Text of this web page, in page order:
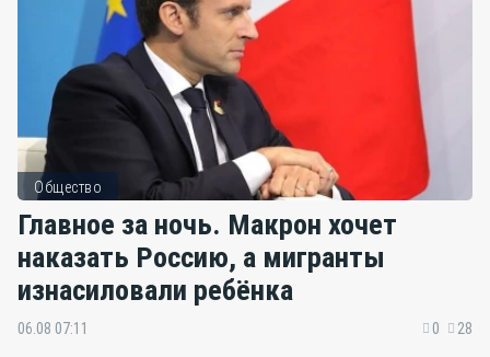
Общество
Главное за ночь. Макрон хочет
наказать Россию, а мигранты
изнасиловали ребёнка
06.08 07:11 0 28